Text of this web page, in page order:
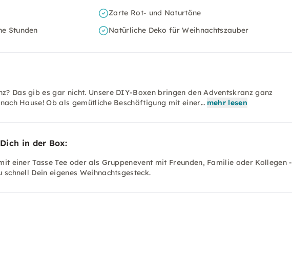
Zarte Rot- und Naturtöne
Stunden
Natürliche Deko für Weihnachtszauber
Das gib es gar nicht. Unsere DIY-Boxen bringen den Adventskranz ganz
Hause! Ob als gemütliche Beschäftigung mit einer… mehr lesen
in der Box:
einer Tasse Tee oder als Gruppenevent mit Freunden, Familie oder Kollegen -
Dein eigenes Weihnachtsgesteck.